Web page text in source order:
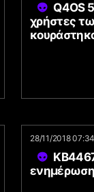
Q4OS
χρήστες
28/11/2018 07:34